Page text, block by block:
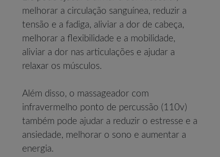
melhorar a circulação sanguínea, reduzir a
tensão e a fadiga, aliviar a dor de cabeça,
melhorar a flexibilidade e a mobilidade,
aliviar a dor nas articulações e ajudar a
relaxar os músculos.
Além disso, o massageador com
infravermelho ponto de percussão (110v)
também pode ajudar a reduzir o estresse e a
ansiedade, melhorar o sono e aumentar a
energia.